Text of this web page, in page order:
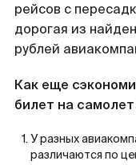
рейсов с
дорогая из
рублей
Как еще
билет на
У разных
различаются по